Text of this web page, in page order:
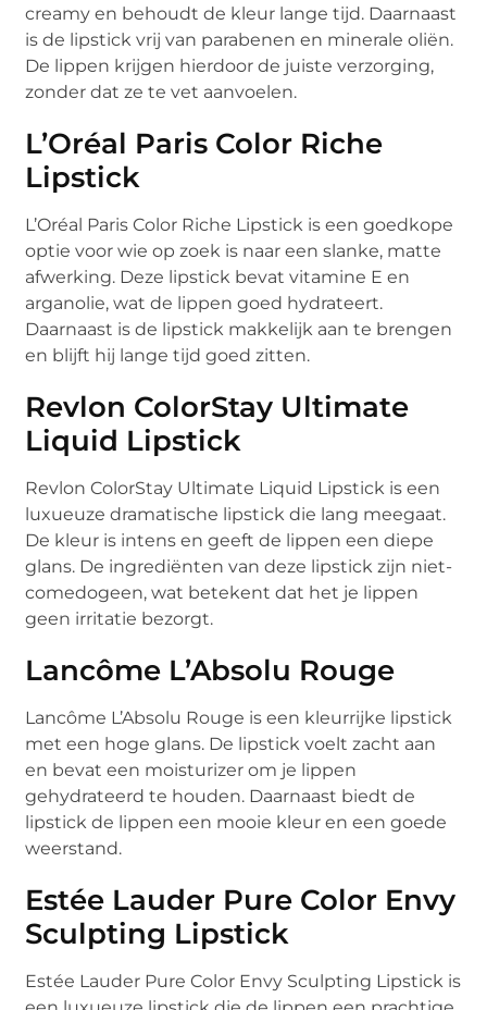
creamy en behoudt de kleur lange tijd. Daarnaast
is de lipstick vrij van parabenen en minerale oliën.
De lippen krijgen hierdoor de juiste verzorging,
zonder dat ze te vet aanvoelen.
L’Oréal Paris Color Riche
Lipstick
L’Oréal Paris Color Riche Lipstick is een goedkope
optie voor wie op zoek is naar een slanke, matte
afwerking. Deze lipstick bevat vitamine E en
arganolie, wat de lippen goed hydrateert.
Daarnaast is de lipstick makkelijk aan te brengen
en blijft hij lange tijd goed zitten.
Revlon ColorStay Ultimate
Liquid Lipstick
Revlon ColorStay Ultimate Liquid Lipstick is een
luxueuze dramatische lipstick die lang meegaat.
De kleur is intens en geeft de lippen een diepe
glans. De ingrediënten van deze lipstick zijn niet-
comedogeen, wat betekent dat het je lippen
geen irritatie bezorgt.
Lancôme L’Absolu Rouge
Lancôme L’Absolu Rouge is een kleurrijke lipstick
met een hoge glans. De lipstick voelt zacht aan
en bevat een moisturizer om je lippen
gehydrateerd te houden. Daarnaast biedt de
lipstick de lippen een mooie kleur en een goede
weerstand.
Estée Lauder Pure Color Envy
Sculpting Lipstick
Estée Lauder Pure Color Envy Sculpting Lipstick is